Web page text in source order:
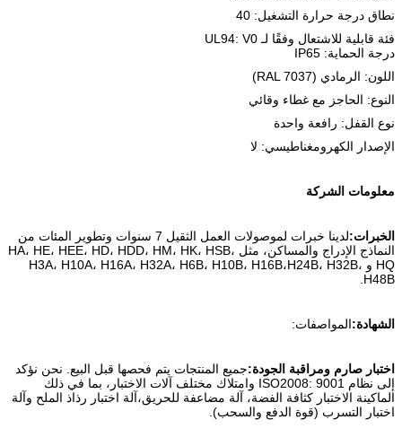
نطاق درجة حرارة التشغيل: 40
فئة قابلية للاشتعال وفقًا لـ UL94: V0
درجة الحماية: IP65
اللون: الرمادي (RAL 7037)
النوع: الحاجز مع غطاء وقائي
نوع القفل: رافعة واحدة
الإصدار الكهرومغناطيسي: لا
معلومات الشركة
الخبرات:
لدينا خبرات لموصولات العمل الثقيل 7 سنوات وتطوير المئات من
النماذج الإدراج والمساكن، مثل HA، HE، HEE، HD، HDD، HM، HK، HSB،
HQ و H3A، H10A، H16A، H32A، H6B، H10B، H16B،H24B، H32B،
H48B.
الشهادة:المواصفات:
اختبار صارم ومراقبة الجودة:جميع المنتجات يتم فحصها قبل البيع. نحن نؤكد
إلى نظام ISO2008: 9001 وامتلاك مختلف آلات الاختبار، بما في ذلك
الماكينة الاختبار كثافة الفضة، آلة مضاعفة للحريق،آلة اختبار رذاذ الملح وآلة
اختبار التسرب (قوة الدفع والسحب).